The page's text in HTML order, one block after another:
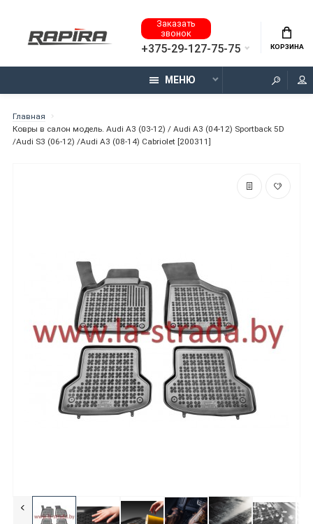
Заказать
звонок
+375-29-127-75-75 КОРЗИНА
МЕНЮ
Главная
Ковры в салон модель. Audi A3 (03-12) / Audi A3 (04-12) Sportback 5D
/Audi S3 (06-12) /Audi A3 (08-14) Cabriolet [200311]